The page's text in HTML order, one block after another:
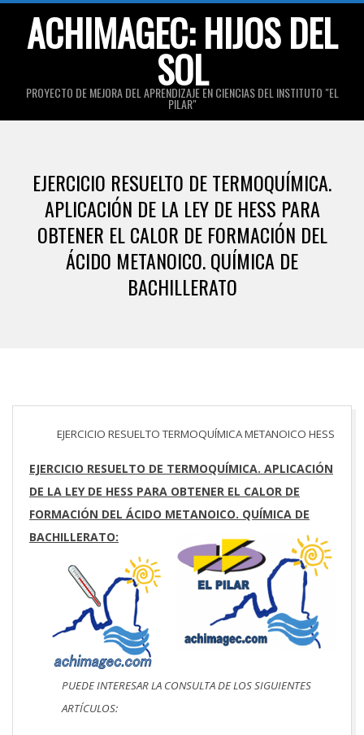
ACHIMAGEC: HIJOS DEL
SOL
PROYECTO DE MEJORA DEL APRENDIZAJE EN CIENCIAS DEL INSTITUTO "EL
PILAR"
MenuEJERCICIO RESUELTO DE TERMOQUÍMICA.
APLICACIÓN DE LA LEY DE HESS PARA
OBTENER EL CALOR DE FORMACIÓN DEL
ÁCIDO METANOICO. QUÍMICA DE
BACHILLERATO
EJERCICIO RESUELTO TERMOQUÍMICA METANOICO HESS
EJERCICIO RESUELTO DE TERMOQUÍMICA. APLICACIÓN
DE LA LEY DE HESS PARA OBTENER EL CALOR DE
FORMACIÓN DEL ÁCIDO METANOICO. QUÍMICA DE
BACHILLERATO:
PUEDE INTERESAR LA CONSULTA DE LOS SIGUIENTES
ARTÍCULOS: